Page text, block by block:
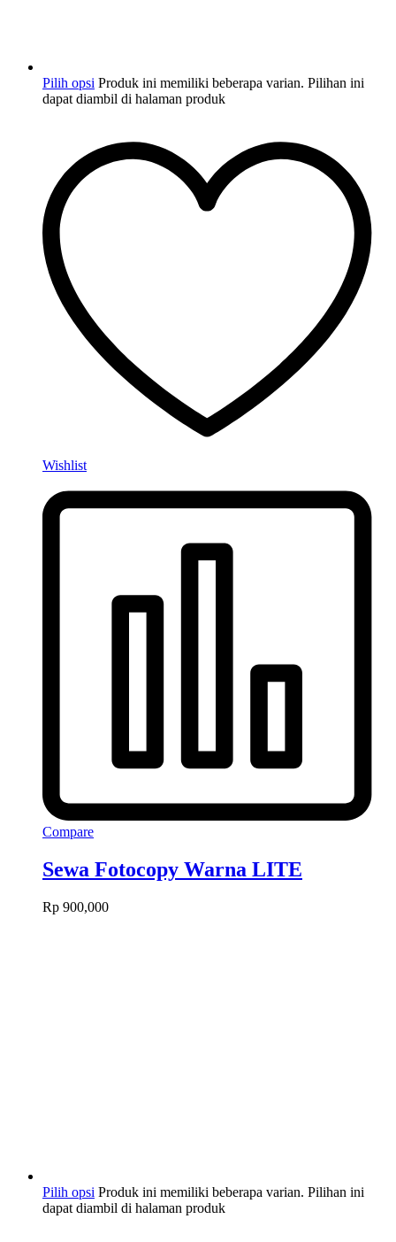
Pilih opsi Produk ini memiliki beberapa varian. Pilihan ini
dapat diambil di halaman produk
Wishlist
Compare
Sewa Fotocopy Warna LITE
Rp 900,000
Pilih opsi Produk ini memiliki beberapa varian. Pilihan ini
dapat diambil di halaman produk